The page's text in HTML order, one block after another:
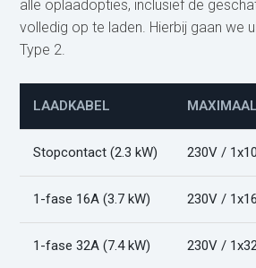
alle oplaadopties, inclusief de
volledig op te laden. Hierbij gaan we
Type 2.
LAADKABEL MAXIMAAL
Stopcontact (2.3 kW) 230V /
1-fase 16A (3.7 kW) 230V /
1-fase 32A (7.4 kW) 230V /